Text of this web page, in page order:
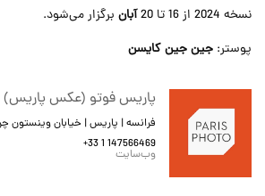
نسخه 2024 از 16 تا 20
آبان برگزار می‌شود.
پوستر: جین جین کایسن
پاریس فوتو (عکس پاریس)
فرانسه | پاریس | خیابان وینستون
+33 1 147566469
وب‌سایت